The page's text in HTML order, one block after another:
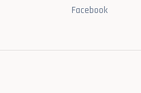
Facebook